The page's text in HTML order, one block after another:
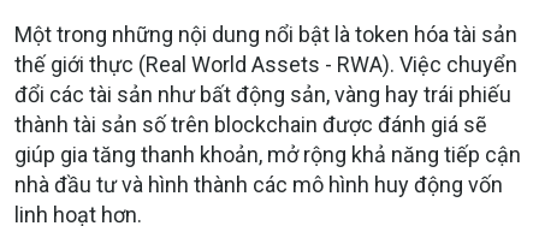
Một trong những nội dung nổi bật là token hóa tài sản
thế giới thực (Real World Assets - RWA). Việc chuyển
đổi các tài sản như bất động sản, vàng hay trái phiếu
thành tài sản số trên blockchain được đánh giá sẽ
giúp gia tăng thanh khoản, mở rộng khả năng tiếp cận
nhà đầu tư và hình thành các mô hình huy động vốn
linh hoạt hơn.